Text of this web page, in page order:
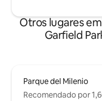
Otros lugares
Garfield
Parque del Milenio
Recomendado por